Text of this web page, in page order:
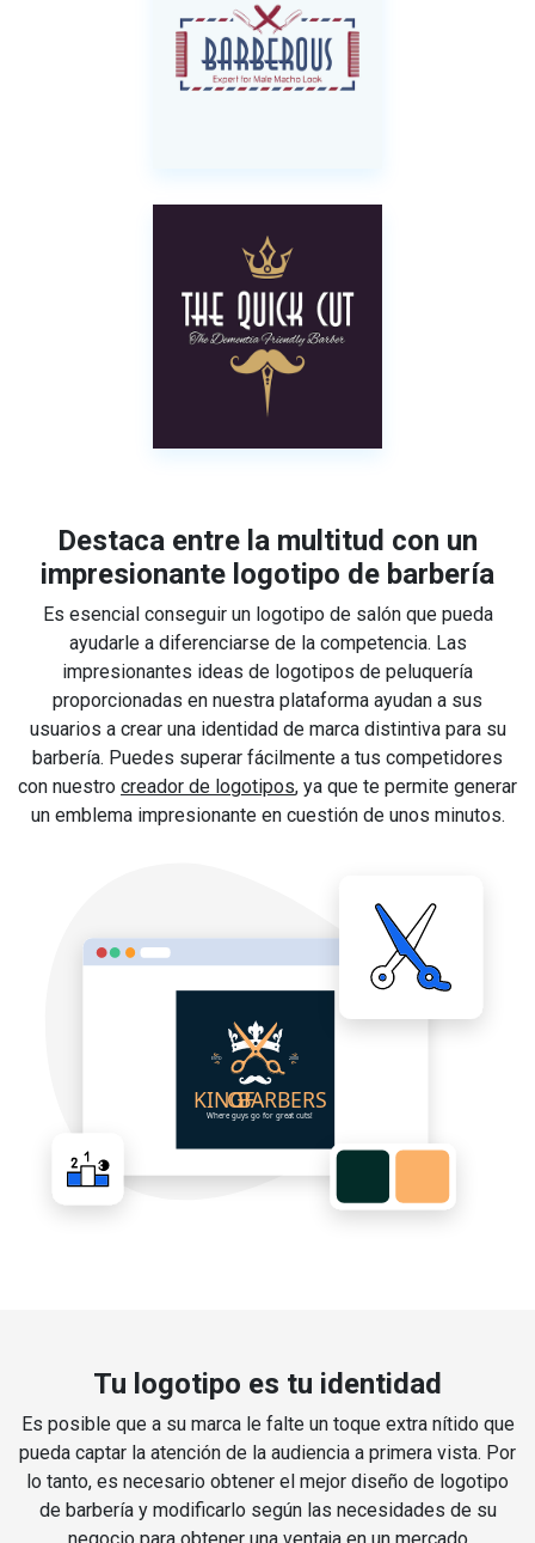
Destaca entre la multitud con un
impresionante logotipo de barbería
Es esencial conseguir un logotipo de salón que pueda
ayudarle a diferenciarse de la competencia. Las
impresionantes ideas de logotipos de peluquería
proporcionadas en nuestra plataforma ayudan a sus
usuarios a crear una identidad de marca distintiva para su
barbería. Puedes superar fácilmente a tus competidores
con nuestro creador de logotipos, ya que te permite generar
un emblema impresionante en cuestión de unos minutos.
Tu logotipo es tu identidad
Es posible que a su marca le falte un toque extra nítido que
pueda captar la atención de la audiencia a primera vista. Por
lo tanto, es necesario obtener el mejor diseño de logotipo
de barbería y modificarlo según las necesidades de su